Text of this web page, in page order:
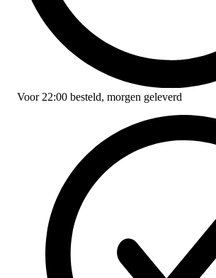
Voor 22:00 besteld, morgen geleverd